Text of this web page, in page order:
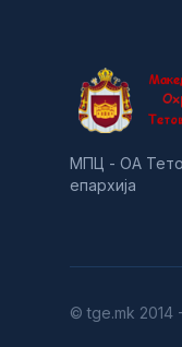
МПЦ - ОА
епархија
© tge.mk 2014